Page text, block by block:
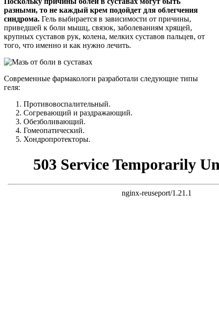
разными, то не каждый крем подойдет для облегчения
синдрома. Гель выбирается в зависимости от причины,
приведшей к боли мышц, связок, заболеваниям хрящей,
крупных суставов рук, колена, мелких суставов пальцев, от
того, что именно и как нужно лечить.
Современные фармакологи разработали следующие типы
геля:
Противовоспалительный.
Согревающий и раздражающий.
Обезболивающий.
Гомеопатический.
Хондропротекторы.